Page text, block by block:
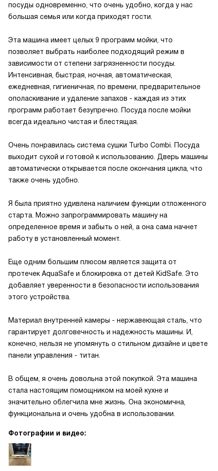
посуды одновременно, что очень удобно, когда у нас
большая семья или когда приходят гости.
Эта машина имеет целых 9 программ мойки, что
позволяет выбрать наиболее подходящий режим в
зависимости от степени загрязненности посуды.
Интенсивная, быстрая, ночная, автоматическая,
ежедневная, гигиеничная, по времени, предварительное
ополаскивание и удаление запахов - каждая из этих
программ работает безупречно. Посуда после мойки
всегда идеально чистая и блестящая.
Очень понравилась система сушки Turbo Combi. Посуда
выходит сухой и готовой к использованию. Дверь машины
автоматически открывается после окончания цикла, что
также очень удобно.
Я была приятно удивлена наличием функции отложенного
старта. Можно запрограммировать машину на
определенное время и забыть о ней, а она сама начнет
работу в установленный момент.
Еще одним большим плюсом является защита от
протечек AquaSafe и блокировка от детей KidSafe. Это
добавляет уверенности в безопасности использования
этого устройства.
Материал внутренней камеры - нержавеющая сталь, что
гарантирует долговечность и надежность машины. И,
конечно, нельзя не упомянуть о стильном дизайне и цвете
панели управления - титан.
В общем, я очень довольна этой покупкой. Эта машина
стала настоящим помощником на моей кухне и
значительно облегчила мне жизнь. Она экономична,
функциональна и очень удобна в использовании.
Фотографии и видео: